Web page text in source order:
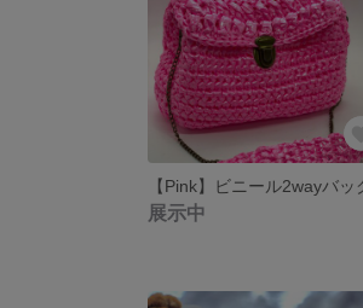
【Pink】ビニール2wayバッ
展示中